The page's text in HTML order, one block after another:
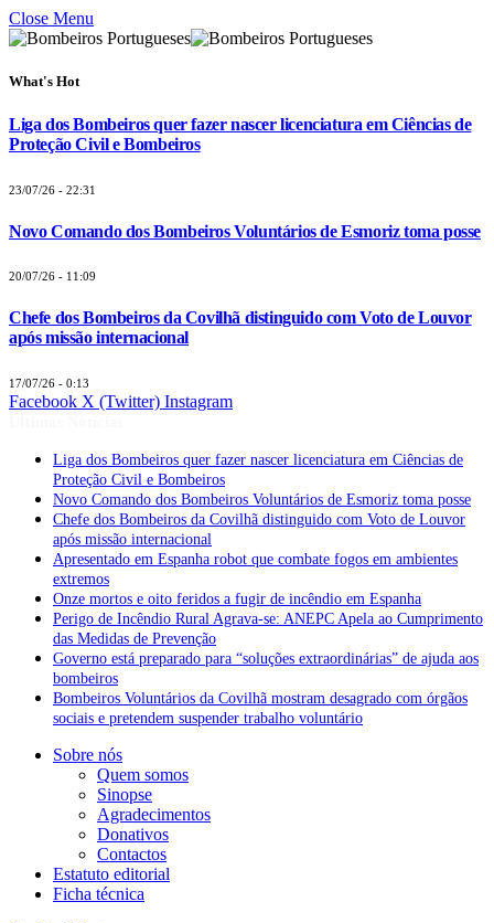
Close Menu
What's Hot
Liga dos Bombeiros quer fazer nascer licenciatura em Ciências de
Proteção Civil e Bombeiros
23/07/26 - 22:31
Novo Comando dos Bombeiros Voluntários de Esmoriz toma posse
20/07/26 - 11:09
Chefe dos Bombeiros da Covilhã distinguido com Voto de Louvor
após missão internacional
17/07/26 - 0:13
Facebook X (Twitter) Instagram
Liga dos Bombeiros quer fazer nascer licenciatura em Ciências de
Proteção Civil e Bombeiros
Novo Comando dos Bombeiros Voluntários de Esmoriz toma posse
Chefe dos Bombeiros da Covilhã distinguido com Voto de Louvor
após missão internacional
Apresentado em Espanha robot que combate fogos em ambientes
extremos
Onze mortos e oito feridos a fugir de incêndio em Espanha
Perigo de Incêndio Rural Agrava-se: ANEPC Apela ao Cumprimento
das Medidas de Prevenção
Governo está preparado para “soluções extraordinárias” de ajuda aos
bombeiros
Bombeiros Voluntários da Covilhã mostram desagrado com órgãos
sociais e pretendem suspender trabalho voluntário
Sobre nós
Quem somos
Sinopse
Agradecimentos
Donativos
Contactos
Estatuto editorial
Ficha técnica